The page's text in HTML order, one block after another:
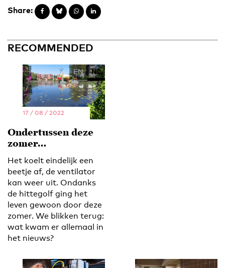
Share:
RECOMMENDED
EN NL
17 / 08 / 2022
Ondertussen deze
zomer…
Het koelt eindelijk een
beetje af, de ventilator
kan weer uit. Ondanks
de hittegolf ging het
leven gewoon door deze
zomer. We blikken terug:
wat kwam er allemaal in
het nieuws?